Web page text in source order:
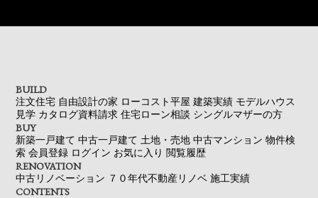
BUILD
注文住宅 自由設計の家 ローコスト平屋 建築実績 モデルハウス
見学 カタログ資料請求 住宅ローン相談 シングルマザーの方
BUY
新築一戸建て 中古一戸建て 土地・売地 中古マンション 物件検
索 会員登録 ログイン お気に入り 閲覧履歴
RENOVATION
中古リノベーション ７０年代不動産リノベ 施工実績
CONTENTS